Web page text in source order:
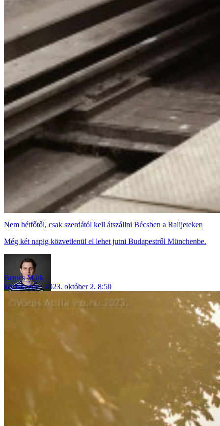
Nem hétfőtől, csak szerdától kell átszállni Bécsben a Railjeteken
Még két napig közvetlenül el lehet jutni Budapestről Münchenbe.
Benics Márk
közlekedés
2023. október 2. 8:50